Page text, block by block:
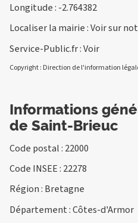
Longitude : -2.764382
Localiser la mairie :Voir sur
Service-Public.fr :Voir
Copyright : Direction de l'information
Informations
de Saint-Brieuc
Code postal : 22000
Code INSEE : 22278
Région : Bretagne
Département : Côtes-d'Armor